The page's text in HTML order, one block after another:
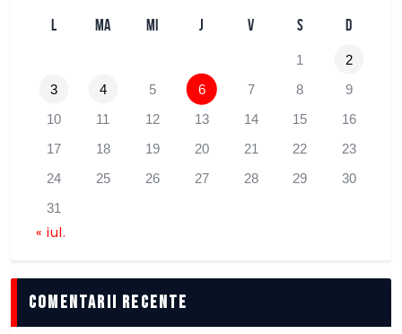
L MA MI J V S D
1
2
3
4 5 6 7 8
9
10
11 12 13 14 15
16
17
18 19 20 21 22
23
24
25 26 27 28 29
30
31
« iul.
comentarii recente